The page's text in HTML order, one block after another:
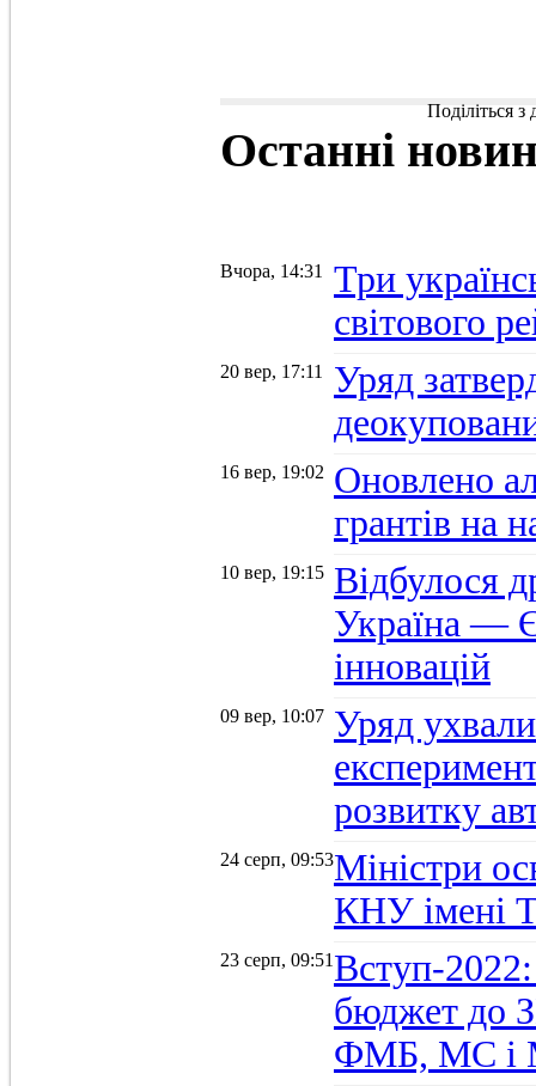
Поділіться
Останні
Вчора, 14:31
Три
світового
20 вер, 17:11
Уряд
16 вер, 19:02 Оновлено
грантів на
10 вер, 19:15 Відбулося
Україна —
інновацій
09 вер, 10:07 Уряд
розвитку
24 серп, 09:53Міністри
КНУ імені
23 серп, 09:51 Вступ-
бюджет до
ФМБ, МС і